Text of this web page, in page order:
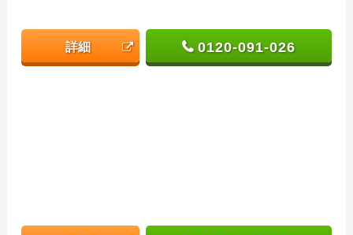
詳細 0120-091-026